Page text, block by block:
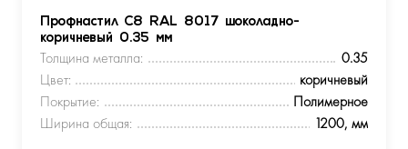
Профнастил С8 RAL 8017 шоколадно-
коричневый 0.35 мм
Толщина металла:
0.35
Цвет:
коричневый
Покрытие:
Полимерное
Ширина общая:
1200, мм